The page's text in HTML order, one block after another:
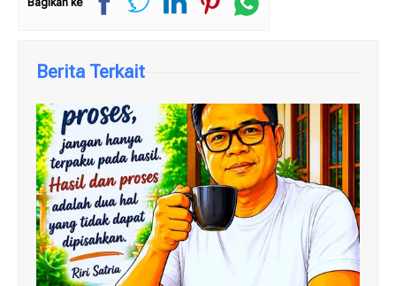
Berita Terkait